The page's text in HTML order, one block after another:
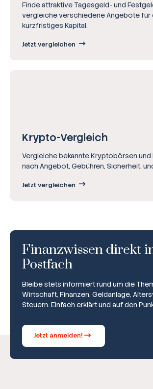
Finde attraktive Tagesgeld- und
vergleiche verschiedene Angebote für
kurzfristiges Kapital.
Jetzt vergleichen
Krypto-Vergleich
Vergleiche bekannte Kryptobörsen
nach Angebot, Gebühren, Sicherheit,
Jetzt vergleichen
Finanzwissen direkt
Postfach
Bleibe stets informiert rund um die
Wirtschaft, Finanzen, Geldanlage,
Steuern. Einfach erklärt und auf den
Jetzt anmelden!